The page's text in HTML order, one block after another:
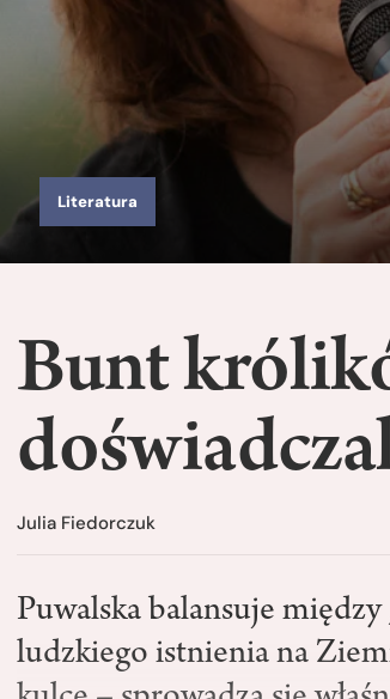
Literatura
Bunt
Julia Fiedorczuk
Puwalska balansuje między
ludzkiego istnienia na